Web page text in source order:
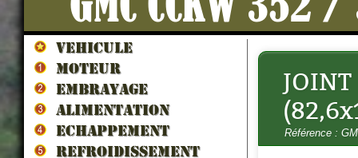
VEHICULE
MOTEUR
EMBRAYAGE
ALIMENTATION
ECHAPPEMENT
REFROIDISSEMENT
JOINT
Référence :
LES VEHICULES ALLIES DE
LIBERATION par francois